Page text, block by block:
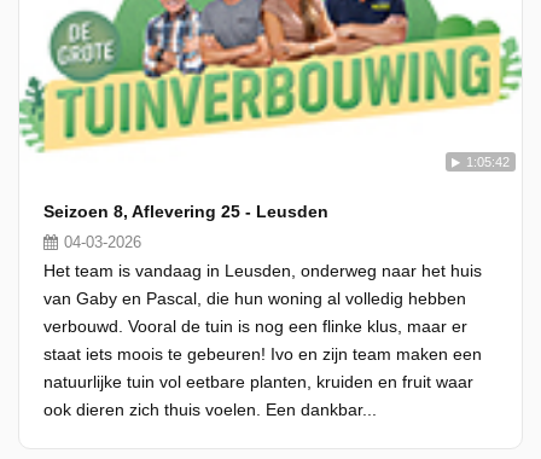
1:05:42
Seizoen 8, Aflevering 25 - Leusden
04-03-2026
Het team is vandaag in Leusden, onderweg naar het huis
van Gaby en Pascal, die hun woning al volledig hebben
verbouwd. Vooral de tuin is nog een flinke klus, maar er
staat iets moois te gebeuren! Ivo en zijn team maken een
natuurlijke tuin vol eetbare planten, kruiden en fruit waar
ook dieren zich thuis voelen. Een dankbar...